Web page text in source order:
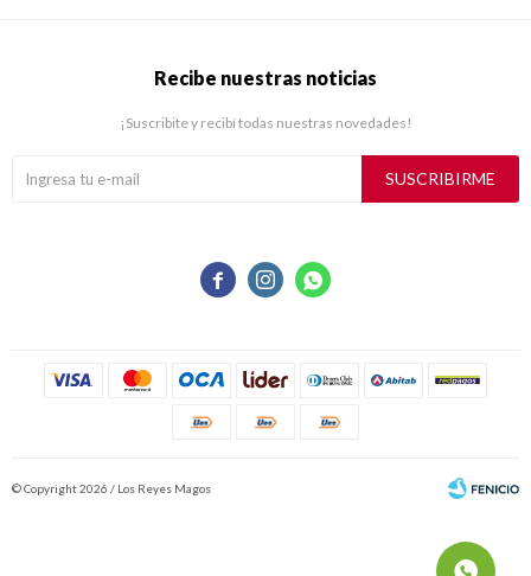
  
Recibe nuestras noticias
¡Suscribite y recibí todas nuestras novedades!
SUSCRIBIRME
© Copyright 2026 / Los Reyes Magos